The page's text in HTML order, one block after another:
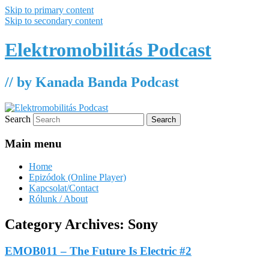
Skip to primary content
Skip to secondary content
Elektromobilitás Podcast
// by Kanada Banda Podcast
Search
Main menu
Home
Epizódok (Online Player)
Kapcsolat/Contact
Rólunk / About
Category Archives: Sony
EMOB011 – The Future Is Electric #2